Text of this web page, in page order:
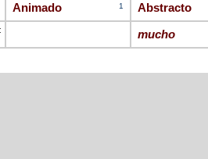
Animado 1 Abstracto
mucho